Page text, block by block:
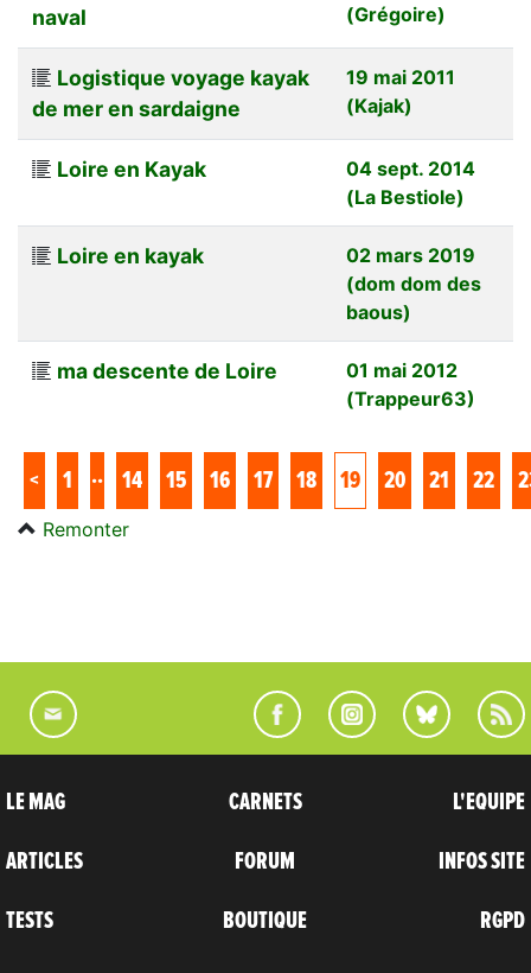
naval
(Grégoire)
Logistique voyage kayak
de mer en sardaigne
19 mai 2011
(Kajak)
Loire en Kayak
04 sept. 2014
(La Bestiole)
Loire en kayak
02 mars 2019
(dom dom des
baous)
ma descente de Loire
01 mai 2012
(Trappeur63)
< 1 .. 14 15 16 17 18 19 20 21 22
Remonter
LE MAG
ARTICLES
TESTS
CARNETS
FORUM
BOUTIQUE
L'EQUIPE
INFOS SITE
RGPD